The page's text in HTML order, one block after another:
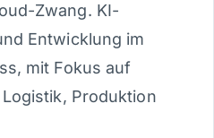
Zwang. KI-
Entwicklung im
mit Fokus auf
Produktion